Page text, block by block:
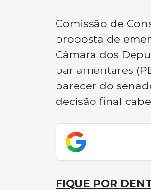
Comissão de
proposta de
Câmara dos
parlamentares
parecer do
decisão final
FIQUE POR